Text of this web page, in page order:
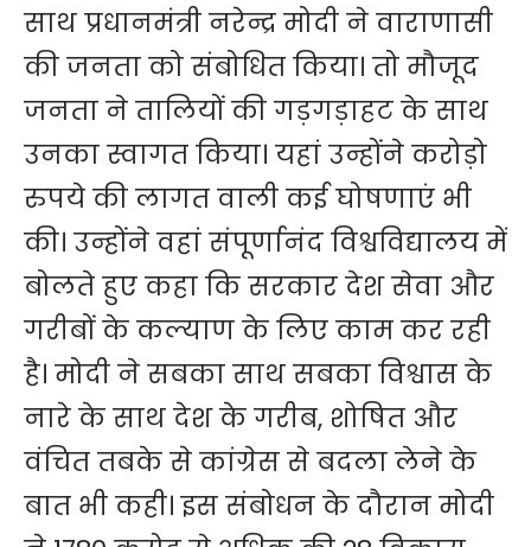
साथ प्रधानमंत्री नरेन्द्र मोदी ने वाराणासी
की जनता को संबोधित किया। तो मौजूद
जनता ने तालियों की गड़गड़ाहट के साथ
उनका स्वागत किया। यहां उन्होंने करोड़ो
रुपये की लागत वाली कई घोषणाएं भी
की। उन्होंने वहां संपूर्णानंद विश्वविद्यालय में
बोलते हुए कहा कि सरकार देश सेवा और
गरीबों के कल्याण के लिए काम कर रही
है। मोदी ने सबका साथ सबका विश्वास के
नारे के साथ देश के गरीब, शोषित और
वंचित तबके से कांग्रेस से बदला लेने के
बात भी कही। इस संबोधन के दौरान मोदी